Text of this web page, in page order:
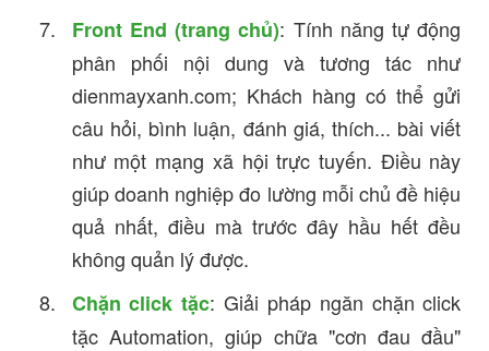
Front End (trang chủ): Tính năng tự động
phân phối nội dung và tương tác như
dienmayxanh.com; Khách hàng có thể gửi
câu hỏi, bình luận, đánh giá, thích... bài viết
như một mạng xã hội trực tuyến. Điều này
giúp doanh nghiệp đo lường mỗi chủ đề hiệu
quả nhất, điều mà trước đây hầu hết đều
không quản lý được.
Chặn click tặc: Giải pháp ngăn chặn click
tặc Automation, giúp chữa "cơn đau đầu"